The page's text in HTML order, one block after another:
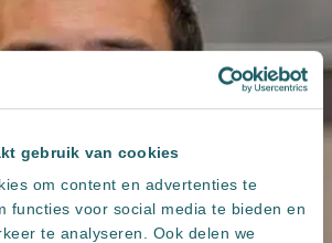
gebruik van cookies
om content en advertenties te
functies voor social media te bieden en
te analyseren. Ook delen we